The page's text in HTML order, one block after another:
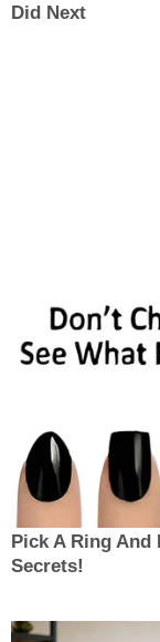
Did Next
Pick A Ring And
Secrets!